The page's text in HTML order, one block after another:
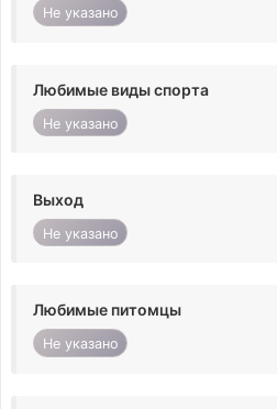
Не указано
Любимые виды спорта
Не указано
Выход
Не указано
Любимые питомцы
Не указано